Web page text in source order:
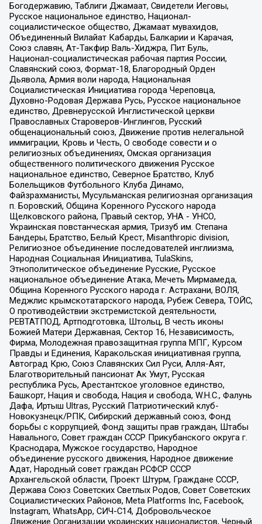
Богодержавию, Таблиги Джамаат, Свидетели Иеговы,
Русское национальное единство, Национал-
социалистическое общество, Джамаат мувахидов,
Объединенный Вилайат Кабарды, Балкарии и Карачая,
Союз славян, Ат-Такфир Валь-Хиджра, Пит Буль,
Национал-социалистическая рабочая партия России,
Славянский союз, Формат-18, Благородный Орден
Дьявола, Армия воли народа, Национальная
Социалистическая Инициатива города Череповца,
Духовно-Родовая Держава Русь, Русское национальное
единство, Древнерусской Инглистической церкви
Православных Староверов-Инглингов, Русский
общенациональный союз, Движение против нелегальной
иммиграции, Кровь и Честь, О свободе совести и о
религиозных объединениях, Омская организация
общественного политического движения Русское
национальное единство, Северное Братство, Клуб
Болельщиков Футбольного Клуба Динамо,
Файзрахманисты, Мусульманская религиозная организация
п. Боровский, Община Коренного Русского народа
Щелковского района, Правый сектор, УНА - УНСО,
Украинская повстанческая армия, Тризуб им. Степана
Бандеры, Братство, Белый Крест, Misanthropic division,
Религиозное объединение последователей инглиизма,
Народная Социальная Инициатива, TulaSkins,
Этнополитическое объединение Русские, Русское
национальное объединение Атака, Мечеть Мирмамеда,
Община Коренного Русского народа г. Астрахани, ВОЛЯ,
Меджлис крымскотатарского народа, Рубеж Севера, ТОЙС,
О противодействии экстремистской деятельности,
РЕВТАТПОД, Артподготовка, Штольц, В честь иконы
Божией Матери Державная, Сектор 16, Независимость,
Фирма, Молодежная правозащитная группа МПГ, Курсом
Правды и Единения, Каракольская инициативная группа,
Автоград Крю, Союз Славянских Сил Руси, Алля-Аят,
Благотворительный пансионат Ак Умут, Русская
республика Русь, Арестантское уголовное единство,
Башкорт, Нация и свобода, Нация и свобода, W.H.С., Фалунь
Дафа, Иртыш Ultras, Русский Патриотический клуб-
Новокузнецк/РПК, Сибирский державный союз, Фонд
борьбы с коррупцией, Фонд защиты прав граждан, Штабы
Навального, Совет граждан СССР Прикубанского округа г.
Краснодара, Мужское государство, Народное
объединение русского движения, Народное движение
Адат, Народный совет граждан РСФСР СССР
Архангельской области, Проект Штурм, Граждане СССР,
Держава Союз Советских Светлых Родов, Совет Советских
Социалистических Районов, Meta Platforms Inc, Facebook,
Instagram, WhatsApp, СИЧ-С14, Добровольческое
Движение Организации украинских националистов, Черный